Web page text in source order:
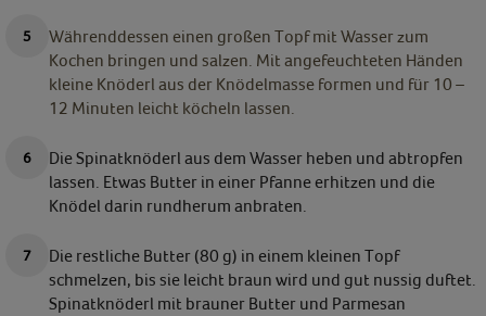
Währenddessen einen großen Topf mit Wasser zum
Kochen bringen und salzen. Mit angefeuchteten Händen
kleine Knöderl aus der Knödelmasse formen und für 10 –
12 Minuten leicht köcheln lassen.
Die Spinatknöderl aus dem Wasser heben und abtropfen
lassen. Etwas Butter in einer Pfanne erhitzen und die
Knödel darin rundherum anbraten.
Die restliche Butter (80 g) in einem kleinen Topf
schmelzen, bis sie leicht braun wird und gut nussig duftet.
Spinatknöderl mit brauner Butter und Parmesan